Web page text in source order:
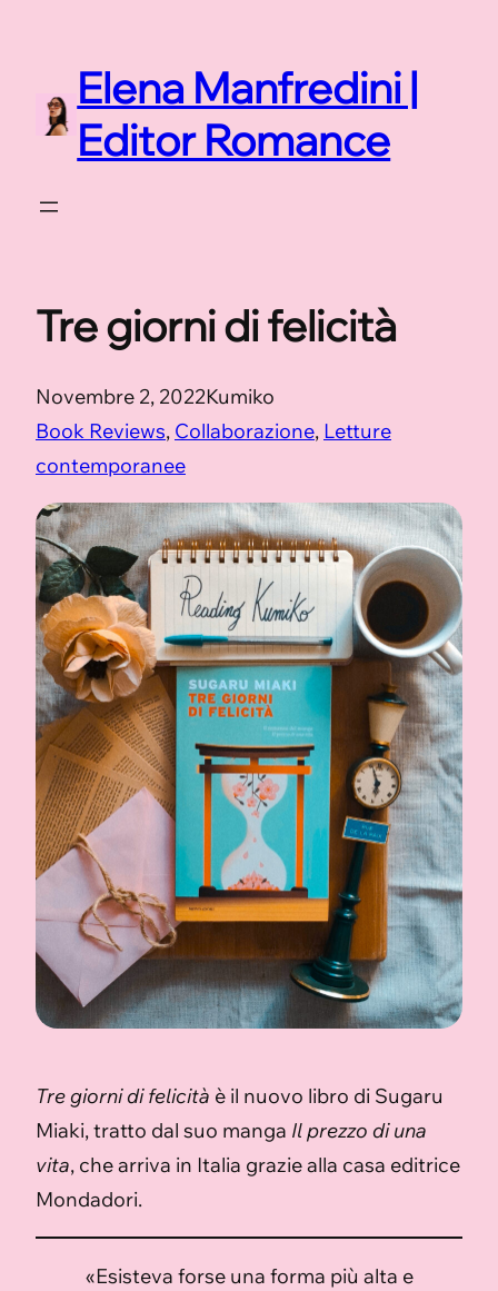
contenutoElena Manfredini |
Editor Romance
Tre giorni di felicità
Novembre 2, 2022Kumiko
Book Reviews, Collaborazione, Letture
contemporanee
Tre giorni di felicità è il nuovo libro di Sugaru
Miaki, tratto dal suo manga Il prezzo di una
vita, che arriva in Italia grazie alla casa editrice
Mondadori.
«Esisteva forse una forma più alta e